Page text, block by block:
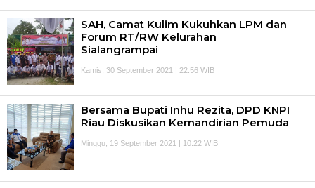
SAH, Camat Kulim Kukuhkan LPM dan
Forum RT/RW Kelurahan
Sialangrampai
Kamis, 30 September 2021 | 22:56 WIB
Bersama Bupati Inhu Rezita, DPD KNPI
Riau Diskusikan Kemandirian Pemuda
Minggu, 19 September 2021 | 10:22 WIB